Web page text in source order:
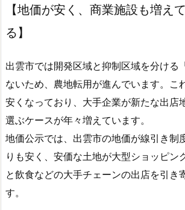
【地価が安く、商業施設も増え
る】
出雲市では開発区域と抑制区域を分ける
ないため、農地転用が進んでいます。こ
安くなっており、大手企業が新たな出店
選ぶケースが年々増えています。
地価公示では、出雲市の地価が線引き制
りも安く、安価な土地が大型ショッピン
と飲食などの大手チェーンの出店を引き
す。